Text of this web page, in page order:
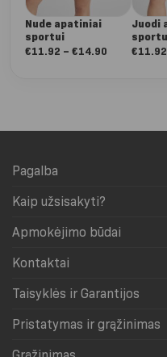
Nude apatiniai
sportui
€11.92 – €14.90
Juodi
€11.92
Pagalba
Kaip užsisakyti?
Apmokėjimo būdai
Kontaktai
Taisyklės ir Garantijos
Pristatymas ir grąžinimas